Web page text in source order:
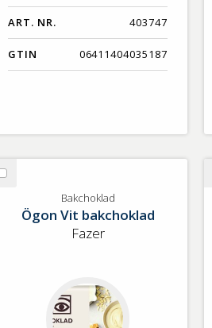
ART. NR. 403747
GTIN 06411404035187
Välj
BakchokladBakchoklad
Ögon Vit bakchoklad
Fazer